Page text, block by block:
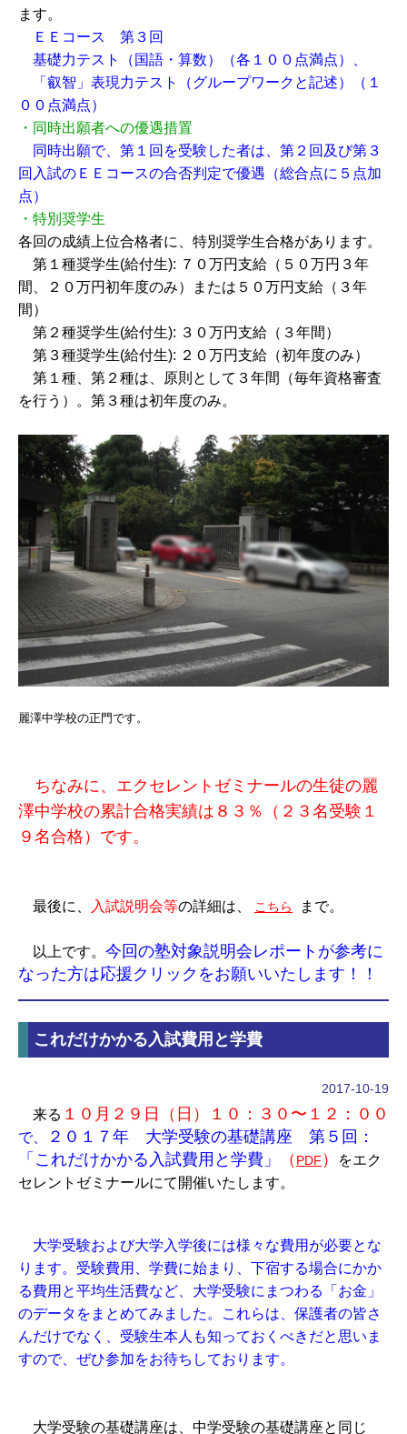
ます。
ＥＥコース 第３回
基礎力テスト（国語・算数）（各１００点満点）、
「叡智」表現力テスト（グループワークと記述）（１
００点満点）
・同時出願者への優遇措置
同時出願で、第１回を受験した者は、第２回及び第３
回入試のＥＥコースの合否判定で優遇（総合点に５点加
点）
・特別奨学生
各回の成績上位合格者に、特別奨学生合格があります。
第１種奨学生(給付生): ７０万円支給（５０万円３年
間、２０万円初年度のみ）または５０万円支給（３年
間）
第２種奨学生(給付生): ３０万円支給（３年間）
第３種奨学生(給付生): ２０万円支給（初年度のみ）
第１種、第２種は、原則として３年間（毎年資格審査
を行う）。第３種は初年度のみ。
麗澤中学校の正門です。
ちなみに、エクセレントゼミナールの生徒の麗
澤中学校の累計合格実績は８３％（２３名受験１
９名合格）です。
最後に、 入試説明会等の詳細は、 こちら まで。
以上です。 今回の塾対象説明会レポートが参考に
なった方は応援クリックをお願いいたします！！
これだけかかる入試費用と学費
2017-10-19
来る １０月２９日（日）１０：３０〜１２：００
で、
２０１７年 大学受験の基礎講座 第５回：
「これだけかかる入試費用と学費」
（ PDF ）
をエク
セレントゼミナールにて開催いたします。
大学受験および大学入学後には様々な費用が必要とな
ります。受験費用、学費に始まり、下宿する場合にかか
る費用と平均生活費など、大学受験にまつわる「お金」
のデータをまとめてみました。これらは、保護者の皆さ
んだけでなく、受験生本人も知っておくべきだと思いま
すので、ぜひ参加をお待ちしております。
大学受験の基礎講座は、中学受験の基礎講座と同じ